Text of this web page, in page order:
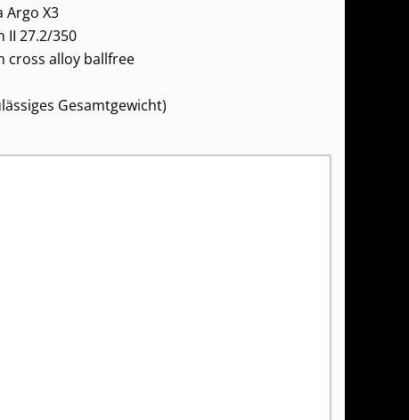
Argo X3
II 27.2/350
cross alloy ballfree
Gesamtgewicht)